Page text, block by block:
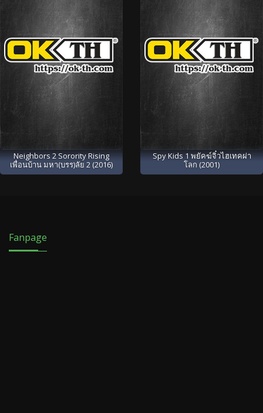
Neighbors 2 Sorority Rising
เพื่อนบ้าน มหา(บรร)ลัย 2 (2016)
Spy Kids 1 พยัคฆ์จิ๋วไฮเทคผ่า
โลก (2001)
Fanpage